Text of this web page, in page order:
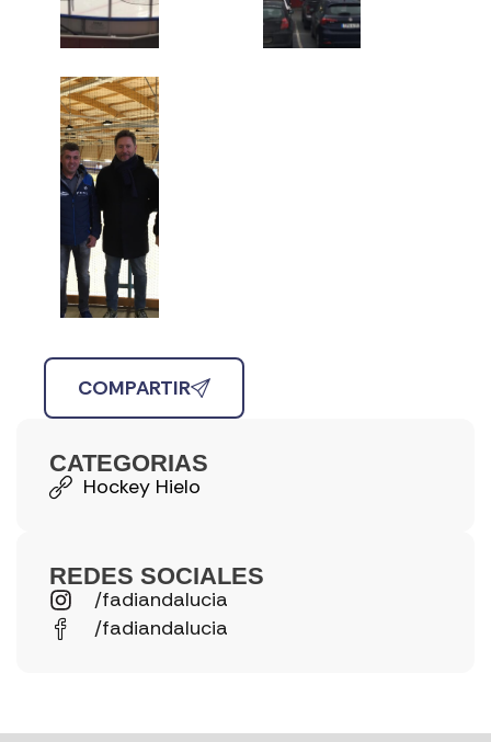
COMPARTIR
CATEGORIAS
Hockey Hielo
REDES SOCIALES
/fadiandalucia
/fadiandalucia